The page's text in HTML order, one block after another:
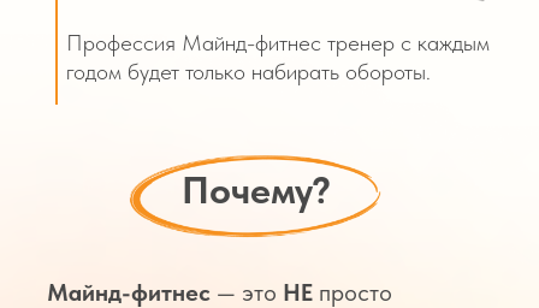
Профессия Майнд-фитнес тренер с каждым
годом будет только набирать обороты.
Почему?
Майнд-фитнес — это НЕ просто